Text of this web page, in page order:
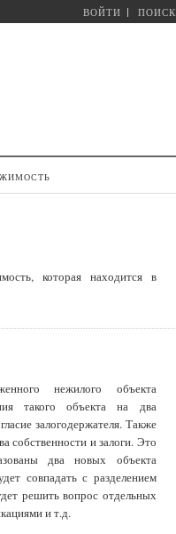
ВОЙТИ ПОИСК
которая находится в
нежилого объекта
такого объекта на два
залогодержателя. Также
собственности и залоги. Это
два новых объекта
совпадать с разделением
решить вопрос отдельных
и т.д.